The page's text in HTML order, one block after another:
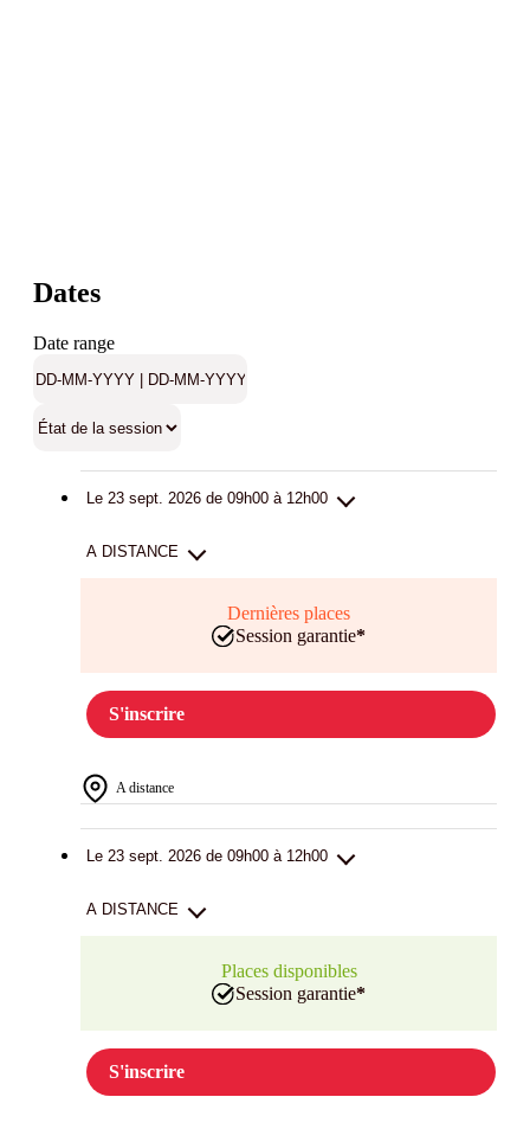
Dates
Date range
Le 23 sept. 2026 de 09h00 à 12h00
A DISTANCE
Dernières places
Session garantie*
S'inscrire
A distance
Le 23 sept. 2026 de 09h00 à 12h00
A DISTANCE
Places disponibles
Session garantie*
S'inscrire